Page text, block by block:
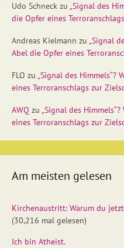
Udo Schneck zu „Signal des
die Opfer eines
Andreas Kielmann zu „Signal
Abel die Opfer eines
FLO zu „Signal des Himmels“?
eines Terroranschlags zur
AWQ zu „Signal des
eines Terroranschlags zur
Am meisten gelesen
Kirchenaustritt: Warum du
(30,216 mal gelesen)
Ich bin Atheist.